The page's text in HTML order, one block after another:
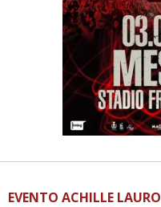
EVENTO ACHILLE LAURO